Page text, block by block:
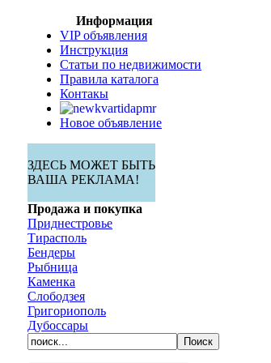
Информация
VIP объявления
Инструкция
Статьи по недвижимости
Правила каталога
Контакы
Новое объявление
ЗДЕСЬ МОЖЕТ БЫТЬ
ВАША РЕКЛАМА!
Продажа и покупка
Приднестровье
Тирасполь
Бендеры
Рыбница
Каменка
Слободзея
Григориополь
Дубоссары